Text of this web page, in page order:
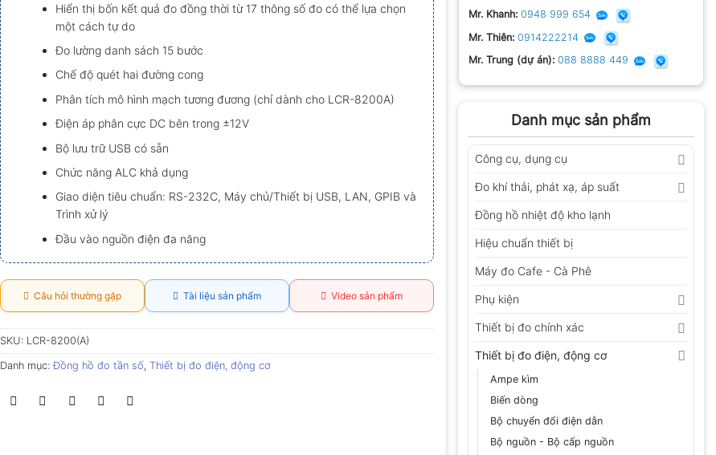
Mr. Khanh: 0948 999 654
Mr. Thiên: 0914222214
Mr. Trung (dự án): 088 8888 449
Danh mục sản phẩm
Công cụ, dụng cụ
Đo khí thải, phát xạ, áp suất
Đồng hồ nhiệt độ kho lạnh
Hiệu chuẩn thiết bị
Máy đo Cafe - Cà Phê
Phụ kiện
Thiết bị đo chính xác
Thiết bị đo điện, động cơ
Ampe kìm
Biến dòng
Bộ chuyển đổi điện dẫn
Bộ nguồn - Bộ cấp nguồn
Hiển thị bốn kết quả đo đồng thời từ 17 thông số đo có thể lựa chọn
một cách tự do
Đo lường danh sách 15 bước
Chế độ quét hai đường cong
Phân tích mô hình mạch tương đương (chỉ dành cho LCR-8200A)
Điện áp phân cực DC bên trong ±12V
Bộ lưu trữ USB có sẵn
Chức năng ALC khả dụng
Giao diện tiêu chuẩn: RS-232C, Máy chủ/Thiết bị USB, LAN, GPIB và
Trình xử lý
Đầu vào nguồn điện đa năng
Câu hỏi thường gặp Tài liệu sản phẩm Video sản phẩm
SKU: LCR-8200(A)
Danh mục:Đồng hồ đo tần số, Thiết bị đo điện, động cơ